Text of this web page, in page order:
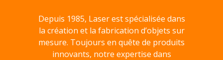
Depuis 1985, Laser est spécialisée dans
la création et la fabrication d’objets sur
mesure. Toujours en quête de produits
innovants, notre expertise dans